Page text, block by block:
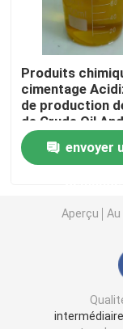
Agent tensio-
Agent tensio-
Plastifiant
Alcoxy
Agent anti-
Moussant
Demulsifier
Produits
cimentage
de production
de Crude Oil And
d'agent de
envoyer
Aperçu